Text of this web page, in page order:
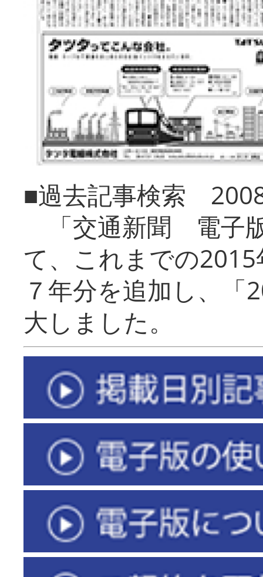
■過去記事検索
「交通新聞 電子
て、これまでの
７年分を追加し、「
大しまし